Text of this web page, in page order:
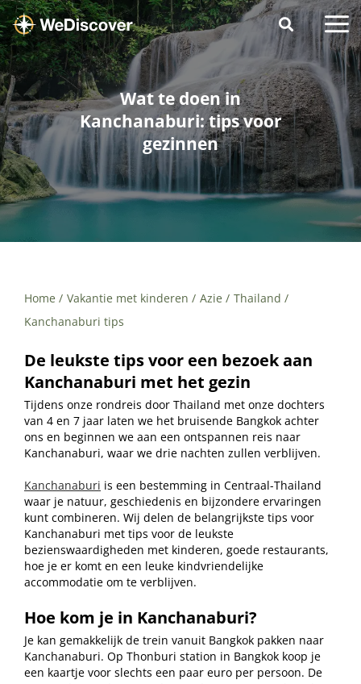
Wat te doen in
Kanchanaburi: tips voor
gezinnen
Home Vakantie met kinderen Azie
Thailand
Kanchanaburi tips
De leukste tips voor een bezoek aan
Kanchanaburi met het gezin
Tijdens onze rondreis door Thailand met onze dochters
van 4 en 7 jaar laten we het bruisende Bangkok achter
ons en beginnen we aan een ontspannen reis naar
Kanchanaburi, waar we drie nachten zullen verblijven.
Kanchanaburi is een bestemming in Centraal-Thailand
waar je natuur, geschiedenis en bijzondere ervaringen
kunt combineren. Wij delen de belangrijkste tips voor
Kanchanaburi met tips voor de leukste
bezienswaardigheden met kinderen, goede restaurants,
hoe je er komt en een leuke kindvriendelijke
accommodatie om te verblijven.
Hoe kom je in Kanchanaburi?
Je kan gemakkelijk de trein vanuit Bangkok pakken naar
Kanchanaburi. Op Thonburi station in Bangkok koop je
een kaartje voor slechts een paar euro per persoon. De